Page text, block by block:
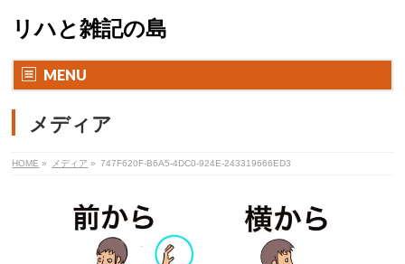
リハと雑記の島
MENU
メディア
HOME » メディア » 747F620F-B6A5-4DC0-924E-243319666ED3